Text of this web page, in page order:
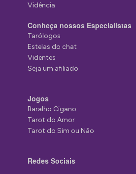
Vidência
Conheça nossos Especialistas
Tarólogos
Estelas do chat
Videntes
Seja um afiliado
Jogos
Baralho Cigano
Tarot do Amor
Tarot do Sim ou Não
Redes Sociais